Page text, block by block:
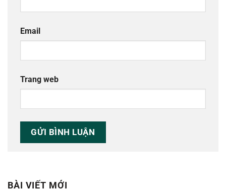
Email
Trang web
BÀI VIẾT MỚI